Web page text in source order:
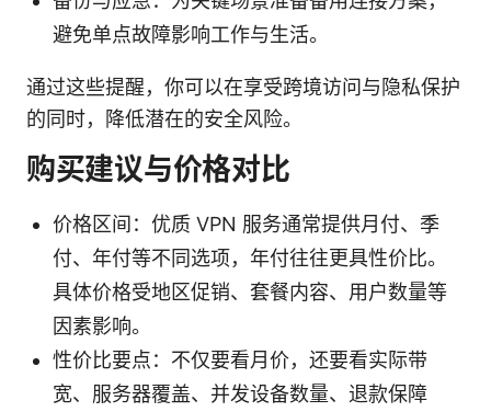
避免单点故障影响工作与生活。
通过这些提醒，你可以在享受跨境访问与隐私保护
的同时，降低潜在的安全风险。
购买建议与价格对比
价格区间：优质 VPN 服务通常提供月付、季
付、年付等不同选项，年付往往更具性价比。
具体价格受地区促销、套餐内容、用户数量等
因素影响。
性价比要点：不仅要看月价，还要看实际带
宽、服务器覆盖、并发设备数量、退款保障